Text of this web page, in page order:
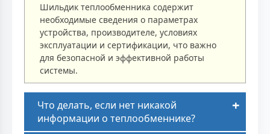
Шильдик теплообменника содержит
необходимые сведения о параметрах
устройства, производителе, условиях
эксплуатации и сертификации, что важно
для безопасной и эффективной работы
системы.
Что делать, если нет никакой
информации о теплообменнике?